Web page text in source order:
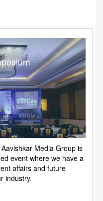
Media Group is
event where we have a
affairs and future
industry.